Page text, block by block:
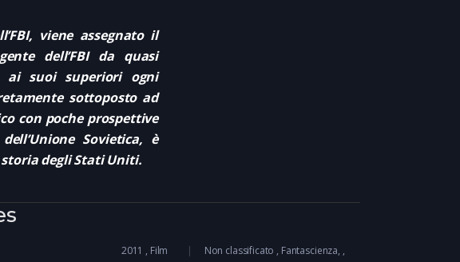
viene assegnato il
dell’FBI da quasi
ai suoi superiori ogni
sottoposto ad
con poche prospettive
Sovietica, è
degli Stati Uniti.
2011 Film Non classificato Fantascienza